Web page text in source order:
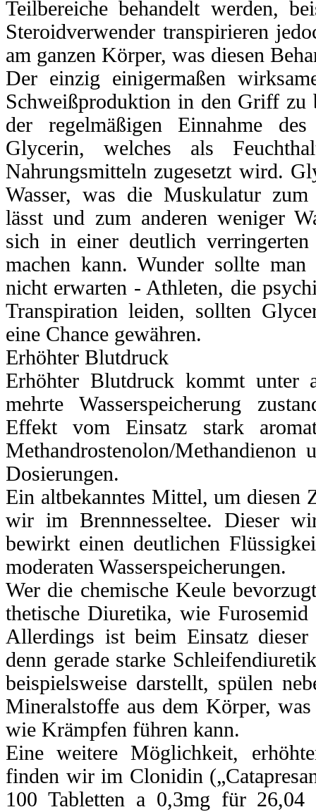
Teilbereiche behandelt werden,
Steroidverwender transpirieren
am ganzen Körper, was diesen
Der einzig einigermaßen
Schweißproduktion in den Griff zu
der regelmäßigen Einnahme
Glycerin, welches als
Nahrungsmitteln zugesetzt wird.
Wasser, was die Muskulatur zum
lässt und zum anderen weniger
sich in einer deutlich verringerten
machen kann. Wunder sollte
nicht erwarten - Athleten, die
Transpiration leiden, sollten
eine Chance gewähren.
Erhöhter Blutdruck
Erhöhter Blutdruck kommt unter
mehrte Wasserspeicherung
Effekt vom Einsatz stark
Methandrostenolon/Methandienon
Dosierungen.
Ein altbekanntes Mittel, um diesen
wir im Brennnesseltee. Dieser
bewirkt einen deutlichen
moderaten Wasserspeicherungen.
Wer die chemische Keule
thetische Diuretika, wie
Allerdings ist beim Einsatz
denn gerade starke
beispielsweise darstellt, spülen
Mineralstoffe aus dem Körper,
wie Krämpfen führen kann.
Eine weitere Möglichkeit,
finden wir im Clonidin
100 Tabletten a 0,3mg für 26,04